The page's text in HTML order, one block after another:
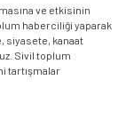
ve etkisinin
haberciliği yaparak
siyasete, kanaat
Sivil toplum
tartışmalar